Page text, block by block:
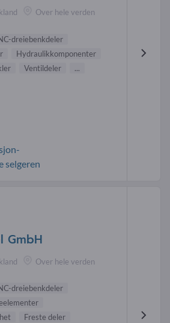
Over hele verden
dreiebenkdeler
Hydraulikkomponenter
Ventildeler ...
selgeren
GmbH
Over hele verden
dreiebenkdeler
Freste deler